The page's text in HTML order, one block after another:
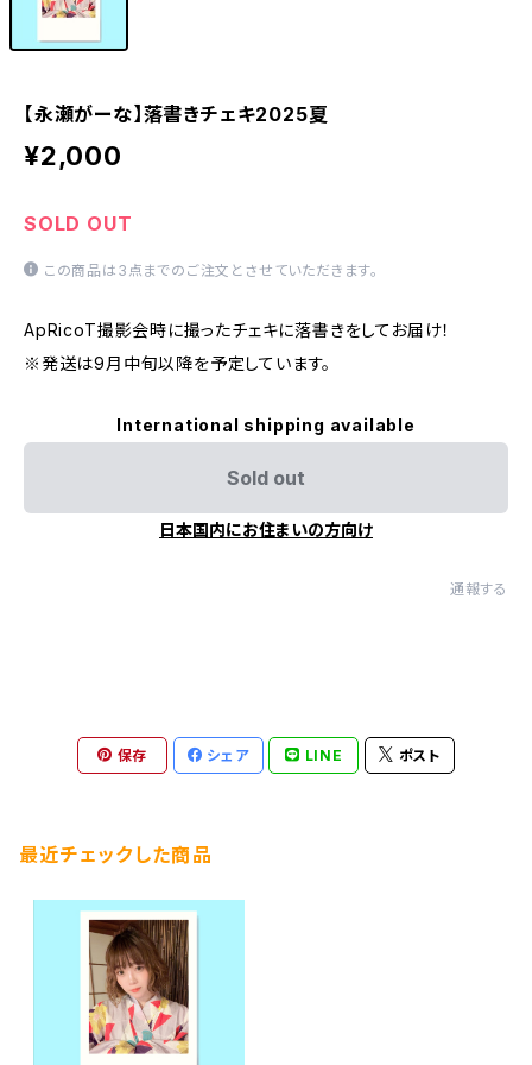
【永瀬がーな】落書きチェキ2025夏
¥2,000
SOLD OUT
この商品は3点までのご注文とさせていただきます。
ApRicoT撮影会時に撮ったチェキに落書きをしてお届け！
※発送は9月中旬以降を予定しています。
International shipping available
Sold out
日本国内にお住まいの方向け
通報する
保存 シェア LINE ポスト
最近チェックした商品